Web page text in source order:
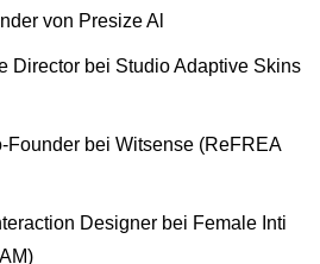
von Presize Al
Director bei Studio Adaptive Skins
Founder bei Witsense (ReFREA
Designer bei Female Inti